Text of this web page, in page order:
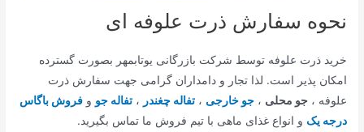
نحوه سفارش ذرت علوفه ای
خرید ذرت علوفه توسط شرکت بازرگانی یوتابمهر بصورت گسترده
امکان پذیر است. لذا تجار و دامداران گرامی جهت سفارش ذرت
علوفه ،جو محلی ،جو خارجی ،تفاله چغندر ،تفاله جو وفروش باگاس
درجه یک و انواع غذای ماهی با تیم فروش ما تماس بگیرید.